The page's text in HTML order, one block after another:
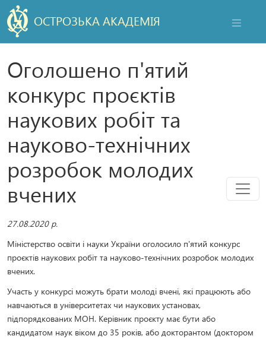
ОСТРОЗЬКА АКАДЕМІЯ
Оголошено п'ятий
конкурс проєктів
наукових робіт та
науково-технічних
розробок молодих
вчених
Меню
27.08.2020 р.
Міністерство освіти і науки України оголосило п'ятий конкурс
проєктів наукових робіт та науково-технічних розробок молодих
вчених.
Участь у конкурсі можуть брати молоді вчені, які працюють або
навчаються в університетах чи наукових установах,
підпорядкованих МОН. Керівник проєкту має бути або
кандидатом наук віком до 35 років, або докторантом (доктором